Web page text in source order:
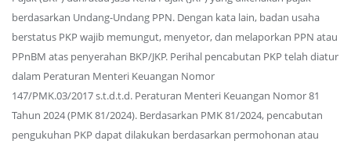
berdasarkan Undang-Undang PPN. Dengan kata lain, badan usaha
berstatus PKP wajib memungut, menyetor, dan melaporkan PPN atau
PPnBM atas penyerahan BKP/JKP. Perihal pencabutan PKP telah diatur
dalam Peraturan Menteri Keuangan Nomor
147/PMK.03/2017 s.t.d.t.d. Peraturan Menteri Keuangan Nomor 81
Tahun 2024 (PMK 81/2024). Berdasarkan PMK 81/2024, pencabutan
pengukuhan PKP dapat dilakukan berdasarkan permohonan atau